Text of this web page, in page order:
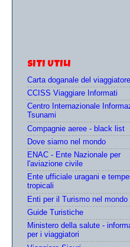
SITI UTILI
Carta doganale del viaggiatore
CCISS Viaggiare Informati
Centro Internazionale
Tsunami
Compagnie aeree - black list
Dove siamo nel mondo
ENAC - Ente Nazionale per
l'aviazione civile
Ente ufficiale uragani e
tropicali
Enti per il Turismo nel mondo
Guide Turistiche
Ministero della salute -
per i viaggiatori